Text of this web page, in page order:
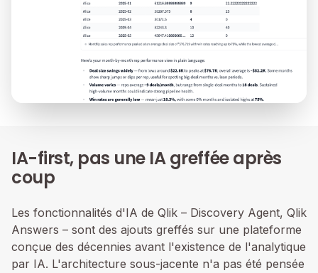
IA-first, pas une IA greffée après
coup
Les fonctionnalités d'IA de Qlik – Discovery Agent, Qlik
Answers – sont des ajouts greffés sur une plateforme
conçue des décennies avant l'existence de l'analytique
par IA. L'architecture sous-jacente n'a pas été pensée